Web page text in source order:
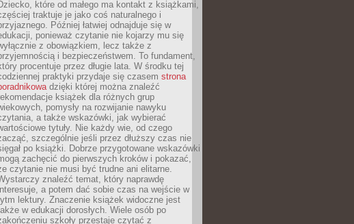
które od małego ma kontakt z książkami,
traktuje je jako coś naturalnego i
Później łatwiej odnajduje się w
ponieważ czytanie nie kojarzy mu się
z obowiązkiem, lecz także z
i bezpieczeństwem. To fundament,
procentuje przez długie lata. W środku tej
praktyki przydaje się czasem strona
dzięki której można znaleźć
książek dla różnych grup
pomysły na rozwijanie nawyku
a także wskazówki, jak wybierać
tytuły. Nie każdy wie, od czego
szczególnie jeśli przez dłuższy czas nie
po książki. Dobrze przygotowane wskazówki
zachęcić do pierwszych kroków i pokazać,
czytanie nie musi być trudne ani elitarne.
znaleźć temat, który naprawdę
a potem dać sobie czas na wejście w
lektury. Znaczenie książek widoczne jest
w edukacji dorosłych. Wiele osób po
szkoły przestaje czytać z